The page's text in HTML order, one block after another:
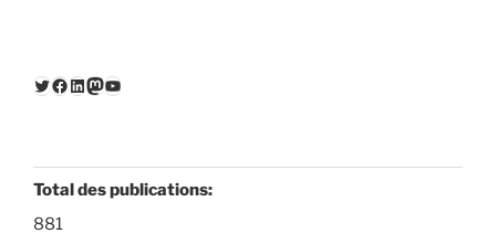
Twitter
Facebook
LinkedIn
Mastodon
YouTube
Total des publications:
881